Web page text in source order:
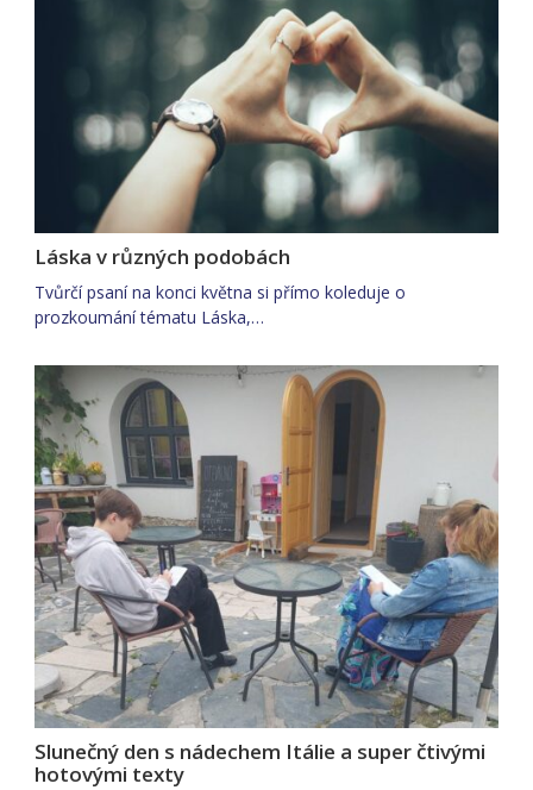
Láska v různých podobách
Tvůrčí psaní na konci května si přímo koleduje o
prozkoumání tématu Láska,…
Slunečný den s nádechem Itálie a super čtivými
hotovými texty